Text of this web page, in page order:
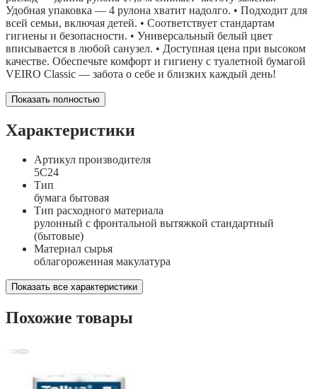
Удобная упаковка — 4 рулона хватит надолго. • Подходит для
всей семьи, включая детей. • Соответствует стандартам
гигиены и безопасности. • Универсальный белый цвет
вписывается в любой санузел. • Доступная цена при высоком
качестве. Обеспечьте комфорт и гигиену с туалетной бумагой
VEIRO Classic — забота о себе и близких каждый день!
Показать полностью
Характеристики
Артикул производителя
5С24
Тип
бумага бытовая
Тип расходного материала
рулонный с фронтальной вытяжкой стандартный
(бытовые)
Материал сырья
облагороженная макулатура
Показать все характеристики
Похожие товары